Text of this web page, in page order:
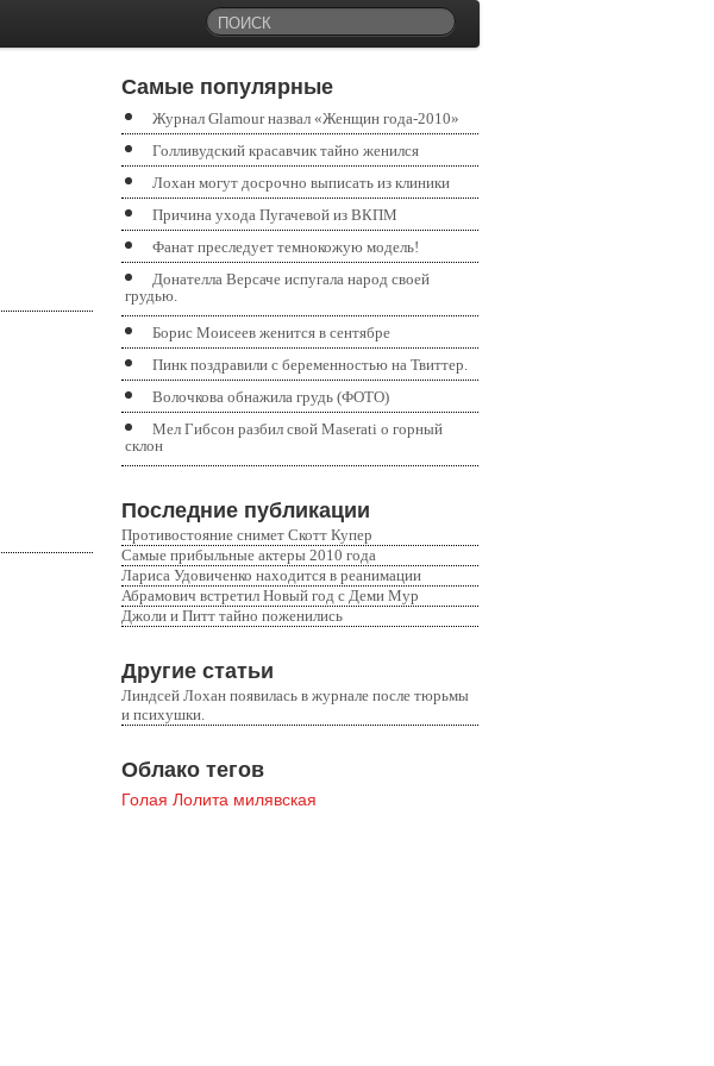
Самые популярные
Журнал Glamour назвал «Женщин года-2010»
Голливудский красавчик тайно женился
Лохан могут досрочно выписать из клиники
Причина ухода Пугачевой из ВКПМ
Фанат преследует темнокожую модель!
Донателла Версаче испугала народ своей
грудью.
Борис Моисеев женится в сентябре
Пинк поздравили с беременностью на Твиттер.
Волочкова обнажила грудь (ФОТО)
Мел Гибсон разбил свой Maserati о горный
склон
Последние публикации
Противостояние снимет Скотт Купер
Самые прибыльные актеры 2010 года
Лариса Удовиченко находится в реанимации
Абрамович встретил Новый год с Деми Мур
Джоли и Питт тайно поженились
Другие статьи
Линдсей Лохан появилась в журнале после тюрьмы
и психушки.
Облако тегов
Голая Лолита милявская